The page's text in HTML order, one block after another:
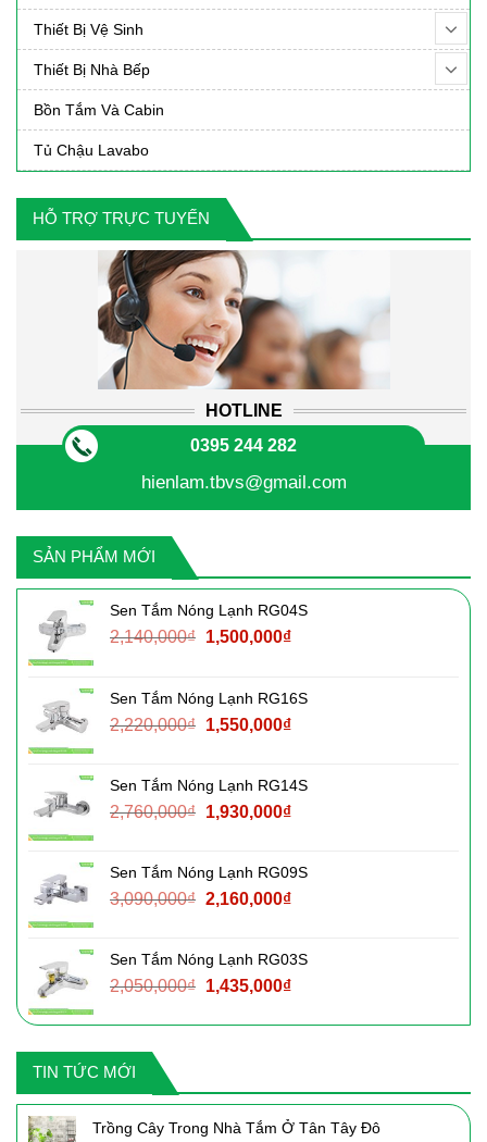
Thiết Bị Vệ Sinh
Thiết Bị Nhà Bếp
Bồn Tắm Và Cabin
Tủ Chậu Lavabo
HỖ TRỢ TRỰC TUYẾN
HOTLINE
0395 244 282
hienlam.tbvs@gmail.com
SẢN PHẨM MỚI
Sen Tắm Nóng Lạnh RG04S
2,140,000₫ Giá
2,140,000₫.
1,500,000₫Giá
là:
1,500,000₫.
Sen Tắm Nóng Lạnh RG16S
2,220,000₫ Giá
2,220,000₫.
1,550,000₫Giá
là:
1,550,000₫.
Sen Tắm Nóng Lạnh RG14S
2,760,000₫ Giá
2,760,000₫.
1,930,000₫Giá
là:
1,930,000₫.
Sen Tắm Nóng Lạnh RG09S
3,090,000₫ Giá
3,090,000₫.
2,160,000₫Giá
là:
2,160,000₫.
Sen Tắm Nóng Lạnh RG03S
2,050,000₫ Giá
là:
1,435,000₫Giá
tại
TIN TỨC MỚI
Trồng Cây Trong Nhà Tắm Ở Tân Tây Đô